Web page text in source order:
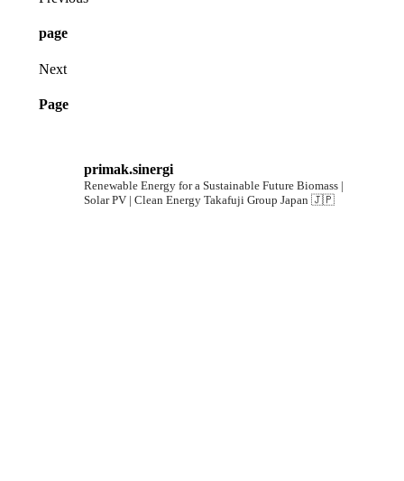
page
Next
Page
primak.sinergi
Renewable Energy for a Sustainable Future Biomass |
Solar PV | Clean Energy Takafuji Group Japan 🇯🇵